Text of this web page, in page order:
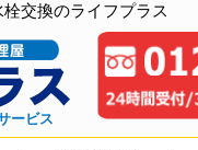
交換のライフプラス
ービス